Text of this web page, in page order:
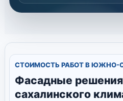
СТОИМОСТЬ РАБОТ В ЮЖНО-
Фасадные
сахалинского